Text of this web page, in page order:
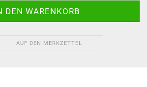
AUF DEN MERKZETTEL